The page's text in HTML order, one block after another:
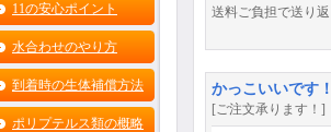
11の安心ポイント
水合わせのやり方
到着時の生体補償方法
ポリプテルス類の概略
送料ご負担で送り
かっこいいです
[ご注文承ります！]